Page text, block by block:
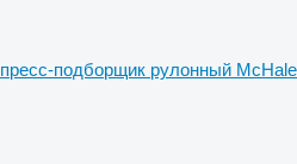
пресс-подборщик рулонный McHale